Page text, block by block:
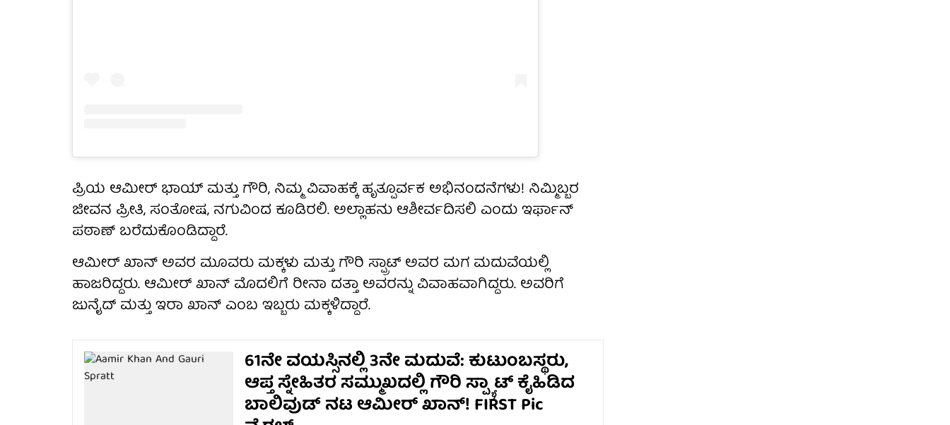
ಪ್ರಿಯ ಆಮೀರ್ ಭಾಯ್ ಮತ್ತು ಗೌರಿ, ನಿಮ್ಮ ವಿವಾಹಕ್ಕೆ ಹೃತ್ಪೂರ್ವಕ ಅಭಿನಂದನೆಗಳು! ನಿಮ್ಮಿಬ್ಬರ
ಜೀವನ ಪ್ರೀತಿ, ಸಂತೋಷ, ನಗುವಿಂದ ಕೂಡಿರಲಿ. ಅಲ್ಲಾಹನು ಆಶೀರ್ವದಿಸಲಿ ಎಂದು ಇರ್ಫಾನ್
ಪಠಾಣ್ ಬರೆದುಕೊಂಡಿದ್ದಾರೆ.
ಆಮೀರ್ ಖಾನ್ ಅವರ ಮೂವರು ಮಕ್ಕಳು ಮತ್ತು ಗೌರಿ ಸ್ಪ್ರಾಟ್ ಅವರ ಮಗ ಮದುವೆಯಲ್ಲಿ
ಹಾಜರಿದ್ದರು. ಆಮೀರ್ ಖಾನ್ ಮೊದಲಿಗೆ ರೀನಾ ದತ್ತಾ ಅವರನ್ನು ವಿವಾಹವಾಗಿದ್ದರು. ಅವರಿಗೆ
ಜುನೈದ್ ಮತ್ತು ಇರಾ ಖಾನ್ ಎಂಬ ಇಬ್ಬರು ಮಕ್ಕಳಿದ್ದಾರೆ.
61ನೇ ವಯಸ್ಸಿನಲ್ಲಿ 3ನೇ ಮದುವೆ: ಕುಟುಂಬಸ್ಥರು,
ಆಪ್ತ ಸ್ನೇಹಿತರ ಸಮ್ಮುಖದಲ್ಲಿ ಗೌರಿ ಸ್ಪ್ಯ್ರಾಟ್‌ ಕೈಹಿಡಿದ
ಬಾಲಿವುಡ್ ನಟ ಆಮೀರ್ ಖಾನ್! FIRST Pic